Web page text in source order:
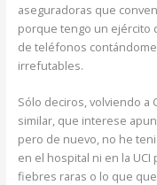
aseguradoras que
porque tengo un ejército
de teléfonos
irrefutables.
Sólo deciros, volviendo a
similar, que interese
pero de nuevo, no he
en el hospital ni en la
fiebres raras o lo que